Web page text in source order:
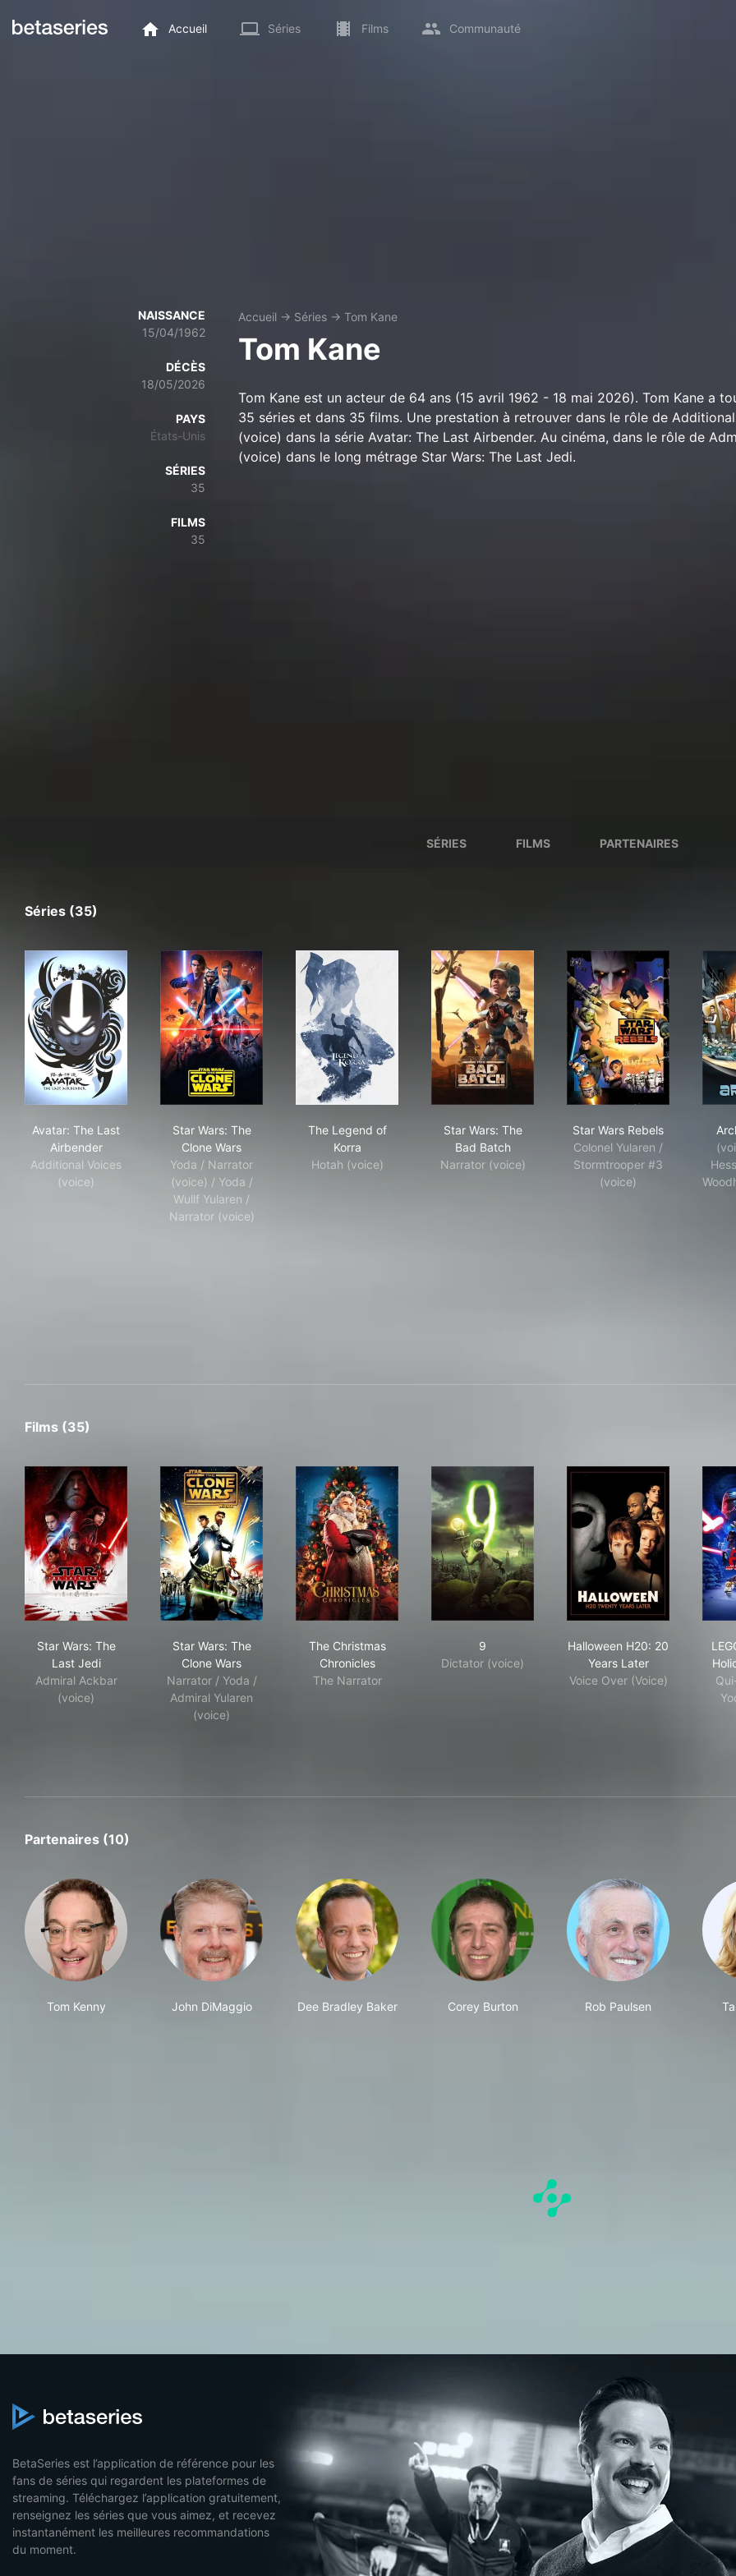
Accueil Séries Films Communauté
NAISSANCE
15/04/1962
DÉCÈS
18/05/2026
PAYS
États-Unis
SÉRIES
35
FILMS
35
Accueil → Séries → Tom Kane
Tom Kane
Tom Kane est un acteur de 64 ans (15 avril 1962 - 18 mai 2026). Tom Kane a
35 séries et dans 35 films. Une prestation à retrouver dans le rôle de
(voice) dans la série Avatar: The Last Airbender. Au cinéma, dans le rôle de
(voice) dans le long métrage Star Wars: The Last Jedi.
SÉRIES FILMS PARTENAIRES
Séries (35)
Avatar: The Last
Airbender
Additional Voices
(voice)
Star Wars: The
Clone Wars
Yoda / Narrator
(voice) / Yoda /
Wullf Yularen /
Narrator (voice)
The Legend of
Korra
Hotah (voice)
Star Wars: The
Bad Batch
Narrator (voice)
Star Wars Rebels
Colonel Yularen /
Stormtrooper #3
(voice)
Films (35)
Star Wars: The
Last Jedi
Admiral Ackbar
(voice)
Star Wars: The
Clone Wars
Narrator / Yoda /
Admiral Yularen
(voice)
The Christmas
Chronicles
The Narrator
9
Dictator (voice)
Halloween H20: 20
Years Later
Voice Over (Voice)
Partenaires (10)
Tom Kenny John DiMaggio Dee Bradley Baker Corey Burton Rob Paulsen
BetaSeries est l’application de référence pour les
fans de séries qui regardent les plateformes de
streaming. Téléchargez l’application gratuitement,
renseignez les séries que vous aimez, et recevez
instantanément les meilleures recommandations
du moment.